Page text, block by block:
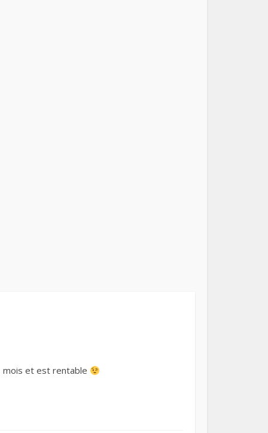
mois et est rentable